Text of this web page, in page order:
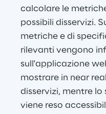
calcolare le
possibili disservizi.
metriche e di
rilevanti vengono
sull'applicazione
mostrare in near
disservizi, mentre
viene reso